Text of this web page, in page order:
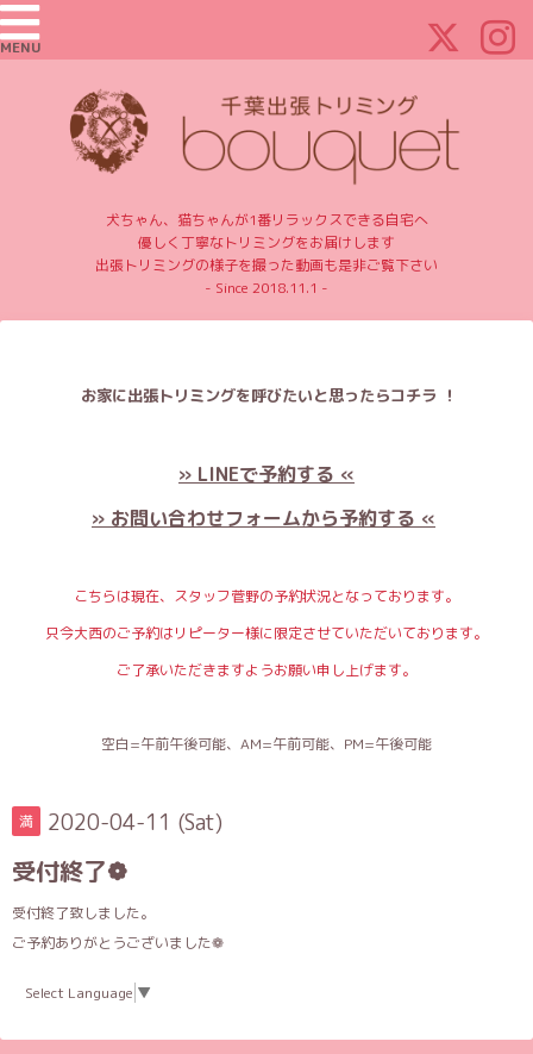
MENU
犬ちゃん、猫ちゃんが1番リラックスできる自宅へ
優しく丁寧なトリミングをお届けします
出張トリミングの様子を撮った動画も是非ご覧下さい
- Since 2018.11.1 -
お家に出張トリミングを呼びたいと思ったらコチラ ！
» LINEで予約する «
» お問い合わせフォームから予約する «
こちらは現在、スタッフ菅野の予約状況となっております。
只今大西のご予約はリピーター様に限定させていただいております。
ご了承いただきますようお願い申し上げます。
空白=午前午後可能、AM=午前可能、PM=午後可能
満 2020-04-11 (Sat)
受付終了❁
受付終了致しました。
ご予約ありがとうございました❁
Select Language ▼